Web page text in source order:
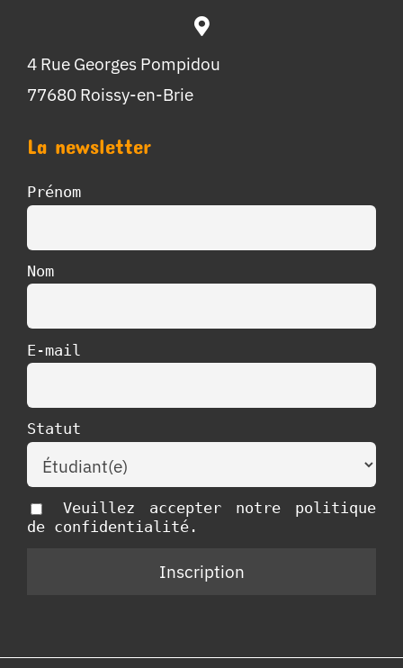
4 Rue Georges Pompidou
77680 Roissy-en-Brie
La newsletter
Prénom
Nom
E-mail
Statut
Veuillez accepter notre politique
de confidentialité.